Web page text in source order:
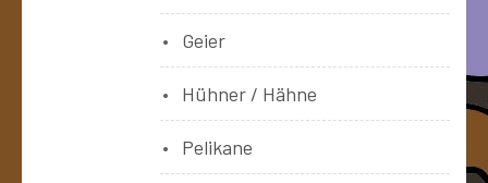
Geier
Hühner / Hähne
Pelikane